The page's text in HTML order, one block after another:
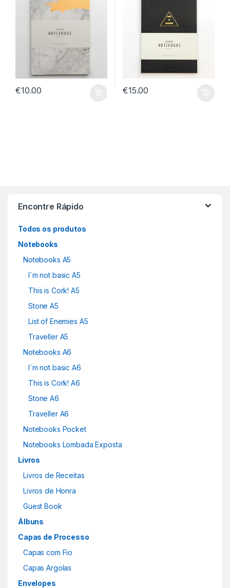
€10.00 €15.00
Encontre Rápido
Todos os produtos
Notebooks
Notebooks A5
I´m not basic A5
This is Cork! A5
Stone A5
List of Enemies A5
Traveller A5
Notebooks A6
I´m not basic A6
This is Cork! A6
Stone A6
Traveller A6
Notebooks Pocket
Notebooks Lombada Exposta
Livros
Livros de Receitas
Livros de Honra
Guest Book
Álbuns
Capas de Processo
Capas com Fio
Capas Argolas
Envelopes